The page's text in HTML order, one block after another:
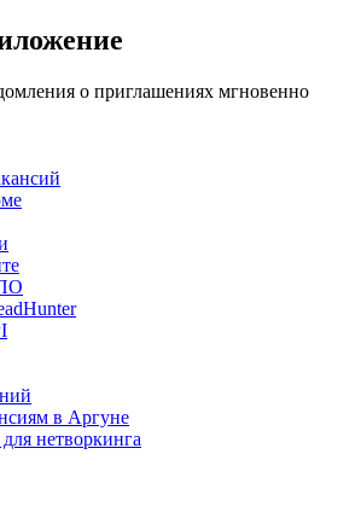
о приглашениях мгновенно
в Аргуне
нетворкинга